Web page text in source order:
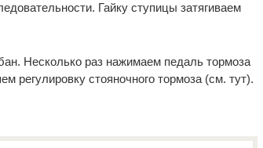
Гайку ступицы затягиваем
Несколько раз нажимаем педаль тормоза
регулировку стояночного тормоза (см. тут).